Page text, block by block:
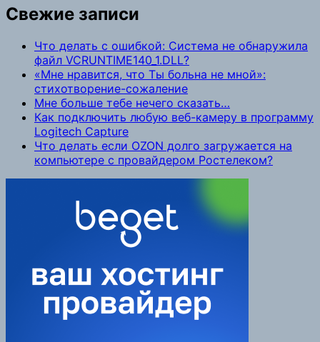
Свежие записи
Что делать с ошибкой: Система не обнаружила
файл VCRUNTIME140_1.DLL?
«Мне нравится, что Ты больна не мной»:
стихотворение-сожаление
Мне больше тебе нечего сказать…
Как подключить любую веб-камеру в программу
Logitech Capture
Что делать если OZON долго загружается на
компьютере с провайдером Ростелеком?